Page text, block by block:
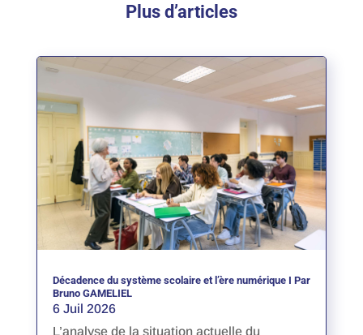
Plus d’articles
Décadence du système scolaire et l’ère numérique I Par
Bruno GAMELIEL
6 Juil 2026
L’analyse de la situation actuelle du